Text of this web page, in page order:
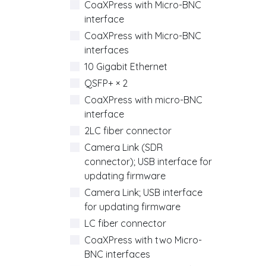
CoaXPress with Micro-BNC
interface
CoaXPress with Micro-BNC
interfaces
10 Gigabit Ethernet
QSFP+ × 2
CoaXPress with micro-BNC
interface
2LC fiber connector
Camera Link (SDR
connector); USB interface for
updating firmware
Camera Link; USB interface
for updating firmware
LC fiber connector
CoaXPress with two Micro-
BNC interfaces